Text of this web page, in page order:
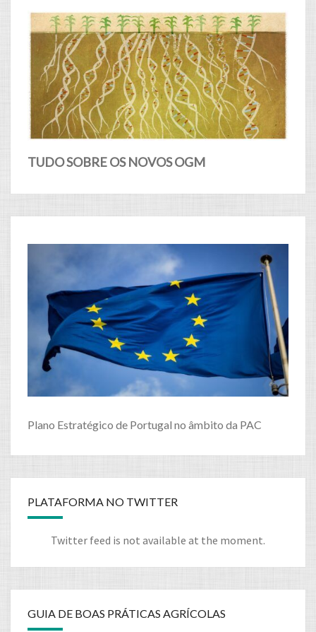
TUDO SOBRE OS NOVOS OGM
Plano Estratégico de Portugal no âmbito da PAC
PLATAFORMA NO TWITTER
Twitter feed is not available at the moment.
GUIA DE BOAS PRÁTICAS AGRÍCOLAS